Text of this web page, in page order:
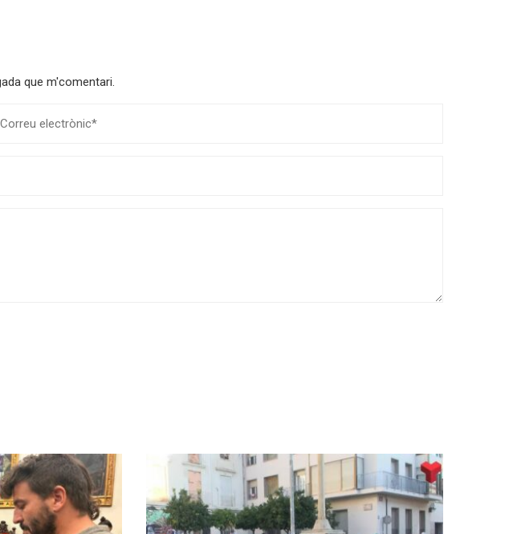
que m'comentari.